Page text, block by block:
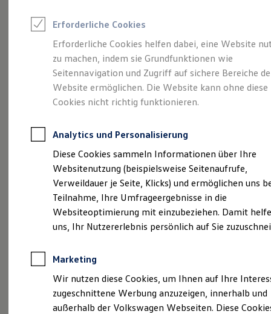
Saisonangebote
Leasing
Leasing-Angebote
Gebrauchtwagen Leasing
Junge Gebrauchtwagen-Leasing
Elektroauto Leasing
Kleinwagen-Leasing
Leasing ohne Anzahlung
Autokredit mit Schlussrate
Versicherungen und Garantien
Kfz-Versicherung
Restschuldversicherungen
Garantien
Wartungsverträge
Geschäftskunden
Professional Class bei Volkswagen
Großkunden
Behörden
Anpfiff zum Gewinn
Elektroautos
ID. Tutorials
Elektrofahrzeugkonzepte
Eine Klasse für sich.
Der Golf.
Impressum & Rechtliches)
Details des Golf
Erforderliche Cookies
Erforderliche Cookies helfen dabei, eine Website
zu machen, indem sie Grundfunktionen wie
Seitennavigation und Zugriff auf sichere Bereiche
Website ermöglichen. Die Website kann ohne diese
Cookies nicht richtig funktionieren.
Analytics und Personalisierung
Diese Cookies sammeln Informationen über Ihre
Websitenutzung (beispielsweise Seitenaufrufe,
Verweildauer je Seite, Klicks) und ermöglichen uns
Teilnahme, Ihre Umfrageergebnisse in die
Websiteoptimierung mit einzubeziehen. Damit
uns, Ihr Nutzererlebnis persönlich auf Sie
Marketing
Wir nutzen diese Cookies, um Ihnen auf Ihre
zugeschnittene Werbung anzuzeigen, innerhalb und
außerhalb der Volkswagen Webseiten. Diese